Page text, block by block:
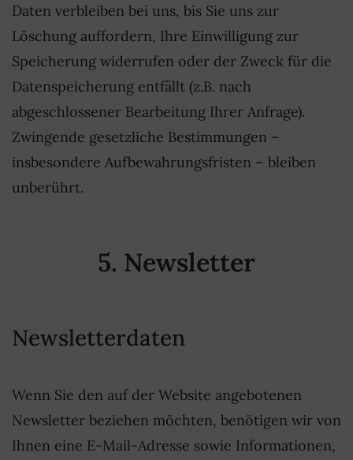
Daten verbleiben bei uns, bis Sie uns zur
Löschung auffordern, Ihre Einwilligung zur
Speicherung widerrufen oder der Zweck für die
Datenspeicherung entfällt (z.B. nach
abgeschlossener Bearbeitung Ihrer Anfrage).
Zwingende gesetzliche Bestimmungen –
insbesondere Aufbewahrungsfristen – bleiben
unberührt.
5. Newsletter
Newsletterdaten
Wenn Sie den auf der Website angebotenen
Newsletter beziehen möchten, benötigen wir von
Ihnen eine E-Mail-Adresse sowie Informationen,